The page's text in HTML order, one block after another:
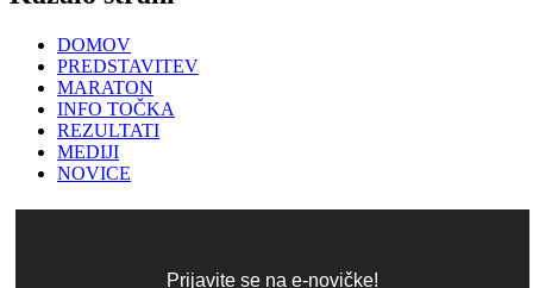
DOMOV
PREDSTAVITEV
MARATON
INFO TOČKA
REZULTATI
MEDIJI
NOVICE
Prijavite se na e-novičke!